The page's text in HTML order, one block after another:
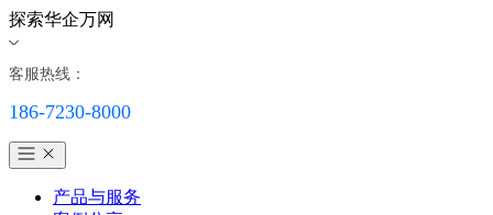
探索华企万网
客服热线：
186-7230-8000
产品与服务